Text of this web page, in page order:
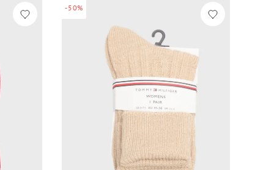
-50%